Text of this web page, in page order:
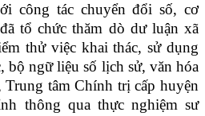
công tác chuyển đổi số, cơ
tổ chức thăm dò dư luận xã
thử việc khai thác, sử dụng
bộ ngữ liệu số lịch sử, văn hóa
tâm Chính trị cấp huyện
thông qua thực nghiệm sư